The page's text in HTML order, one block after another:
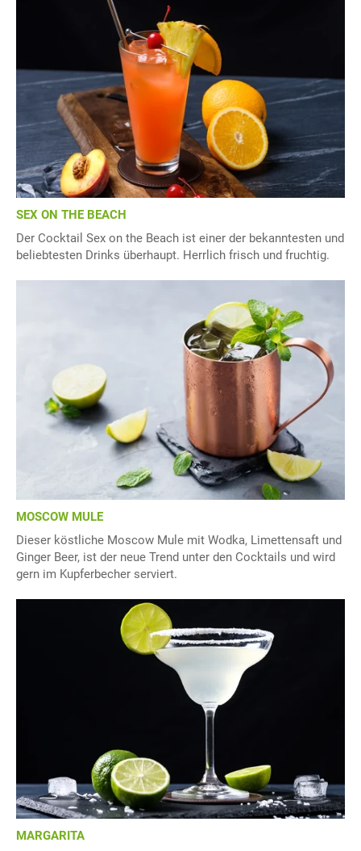
SEX ON THE BEACH
Der Cocktail Sex on the Beach ist einer der bekanntesten und
beliebtesten Drinks überhaupt. Herrlich frisch und fruchtig.
MOSCOW MULE
Dieser köstliche Moscow Mule mit Wodka, Limettensaft und
Ginger Beer, ist der neue Trend unter den Cocktails und wird
gern im Kupferbecher serviert.
MARGARITA